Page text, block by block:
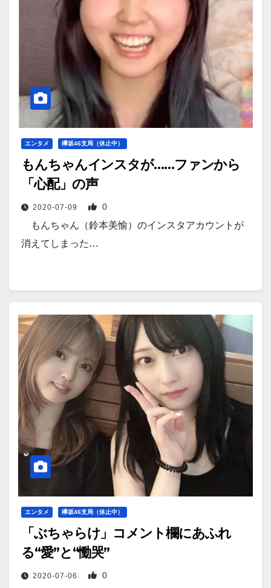
エンタメ 欅坂46支局（休止中）
もんちゃんインスタが……ファンから
「心配」の声
2020-07-09 0
もんちゃん（鈴本美愉）のインスタアカウントが
消えてしまった…
エンタメ 欅坂46支局（休止中）
「ぶちゃらけ」コメント欄にあふれ
る“愛”と“慟哭”
2020-07-06 0